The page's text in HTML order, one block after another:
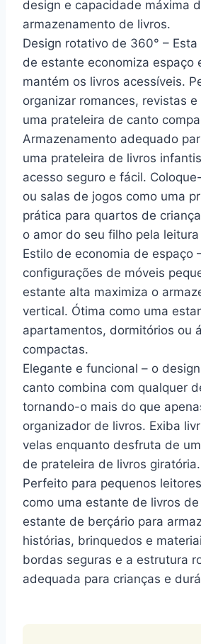
design e capacidade máxima
armazenamento de livros.
Design rotativo de 360° –
de estante economiza espaço
mantém os livros acessíveis.
organizar romances, revistas
uma prateleira de canto
Armazenamento adequado
uma prateleira de livros
acesso seguro e fácil.
ou salas de jogos como uma
prática para quartos de
o amor do seu filho pela
Estilo de economia de espaço
configurações de móveis
estante alta maximiza o
vertical. Ótima como uma
apartamentos, dormitórios ou
compactas.
Elegante e funcional – o
canto combina com qualquer
tornando-o mais do que
organizador de livros. Exiba
velas enquanto desfruta de
de prateleira de livros giratória.
Perfeito para pequenos
como uma estante de livros
estante de berçário para
histórias, brinquedos e
bordas seguras e a estrutura
adequada para crianças e